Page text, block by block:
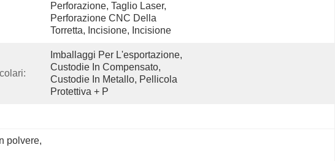
Perforazione, Taglio Laser,
Perforazione CNC Della
Torretta, Incisione, Incisione
Imballaggi Per L'esportazione,
Custodie In Compensato,
Custodie In Metallo, Pellicola
Protettiva + P
polvere,